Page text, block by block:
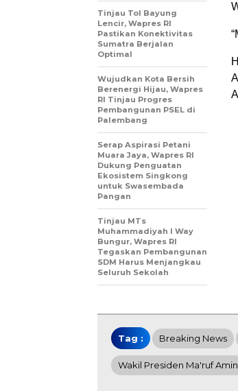
Tinjau Tol Bayung
Lencir, Wapres RI
Pastikan Konektivitas
Sumatra Berjalan
Optimal
Wujudkan Kota Bersih
Berenergi Hijau, Wapres
RI Tinjau Progres
Pembangunan PSEL di
Palembang
Serap Aspirasi Petani
Muara Jaya, Wapres RI
Dukung Penguatan
Ekosistem Singkong
untuk Swasembada
Pangan
Tinjau MTs
Muhammadiyah I Way
Bungur, Wapres RI
Tegaskan Pembangunan
SDM Harus Menjangkau
Seluruh Sekolah
Tag : Breaking News
Wakil Presiden Ma'ruf Amin